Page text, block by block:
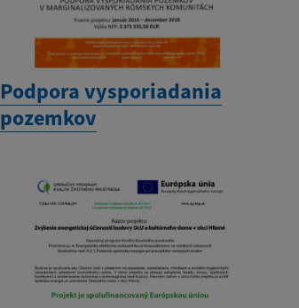
Podpora vysporiadania
pozemkov